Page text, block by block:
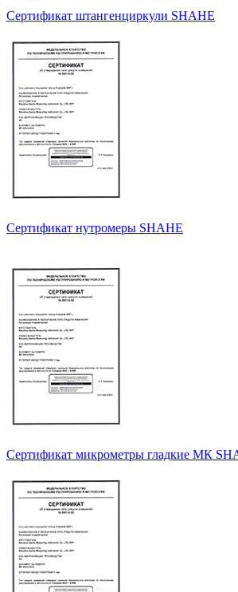
Сертификат штангенциркули SHAHE
Сертификат нутромеры SHAHE
Сертификат микрометры гладкие МК